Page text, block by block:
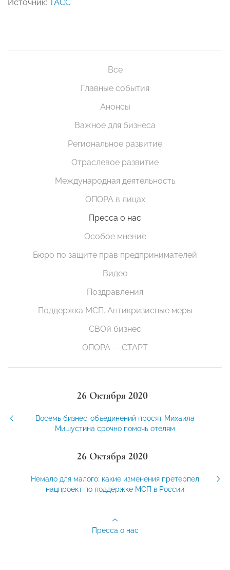
Источник: ТАСС
Все
Главные события
Анонсы
Важное для бизнеса
Региональное развитие
Отраслевое развитие
Международная деятельность
ОПОРА в лицах
Пресса о нас
Особое мнение
Бюро по защите прав предпринимателей
Видео
Поздравления
Поддержка МСП. Антикризисные меры
СВОй бизнес
ОПОРА — СТАРТ
26 Октября 2020
Восемь бизнес-объединений просят Михаила
Мишустина срочно помочь отелям
26 Октября 2020
Немало для малого: какие изменения претерпел
нацпроект по поддержке МСП в России
Пресса о нас